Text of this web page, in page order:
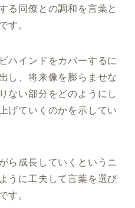
る同僚との調和を言葉と
す。
ハインドをカバーするに
し、将来像を膨らませな
ない部分をどのようにし
げていくのかを示してい
ら成長していくというニ
うに工夫して言葉を選び
す。